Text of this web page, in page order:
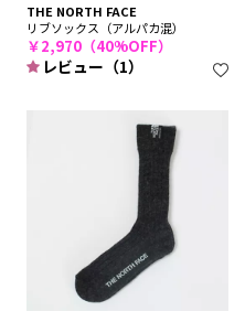
THE NORTH FACE
リブソックス（アルパカ混）
￥2,970（40%OFF）
レビュー（1）